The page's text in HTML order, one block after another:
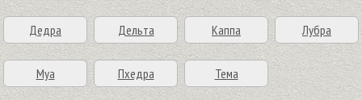
Дедра Дельта Каппа Лубра
Муа Пхедра Тема